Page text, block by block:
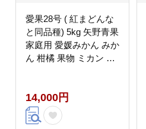
愛果28号 ( 紅まどんな
と同品種) 5kg 矢野青果
家庭用 愛媛みかん みか
ん 柑橘 果物 ミカン あ
限定 品種 濃厚 甘い 甘
味 蜜柑 ゼリー プルプ
ル サイズ 不揃い ご当
14,000円